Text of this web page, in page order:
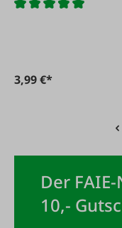
3,99 €*
Der
10,-